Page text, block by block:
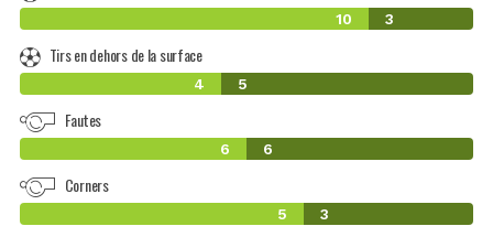
10 3
Tirs en dehors de la surface
4 5
Fautes
6 6
Corners
5 3